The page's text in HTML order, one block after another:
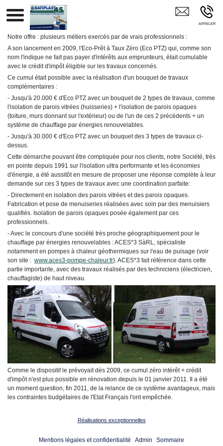
Fenetre PVC Portes Menuiserie PVC Porte De Grange GUILLY
Notre offre : plusieurs métiers exercés par de vrais professionnels :
A son lancement en 2009, l'Eco-Prêt à Taux Zéro (Eco PTZ) qui, comme son
nom l'indique ne fait pas payer d'intérêts aux emprunteurs, était cumulable
avec le crédit d'impôt éligible sur les travaux concernés.
Ce cumul était possible avec la réalisation d'un bouquet de travaux
complémentaires :
- Jusqu'à 20.000 € d'Eco PTZ avec un bouquet de 2 types de travaux, comme
l'isolation de parois vitrées (huisseries) + l'isolation de parois opaques
(toiture, murs donnant sur l'extérieur) ou de l'un de ces 2 précédents + un
système de chauffage par énergies renouvelables.
- Jusqu'à 30.000 € d'Eco PTZ avec un bouquet des 3 types de travaux ci-
dessus.
Cette démarche pouvant être compliquée pour nos clients, notre Société, très
en pointe depuis 1991 sur l'isolation ultra performante et les économies
d'énergie, a été aussitôt en mesure de proposer une réponse complète à leur
demande sur ces 3 types de travaux avec une coordination parfaite:
- Directement en isolation des parois vitrées et des parois opaques.
Fabrication et pose de menuiseries réalisées avec soin par des menuisiers
qualifiés. Isolation de parois opaques posée également par ces
professionnels.
- Avec le concours d'une société très proche géographiquement pour le
chauffage par énergies renouvelables : ACES*3 SàRL, spécialiste
notamment en pompes à chaleur géothermiques sur l'eau de puisage (voir
son site : www.aces3-pompe-chaleur.fr). ACES*3 fait référence dans cette
partie importante, avec des travaux réalisés par des techniciens (électricien,
chauffagiste) de haut niveau.
Comme le dispositif le prévoyait dès 2009, ce cumul zéro intérêt + crédit
d'impôt n'est plus possible en rénovation depuis le 01 janvier 2011. Il a été
un moment question, fin 2011, de la relance de ce système avantageux, mais
les contraintes budgétaires de l'Etat Français l'ont empêchée.
Réalisations exceptionnelles
Mentions légales et confidentialité Admin Sommaire